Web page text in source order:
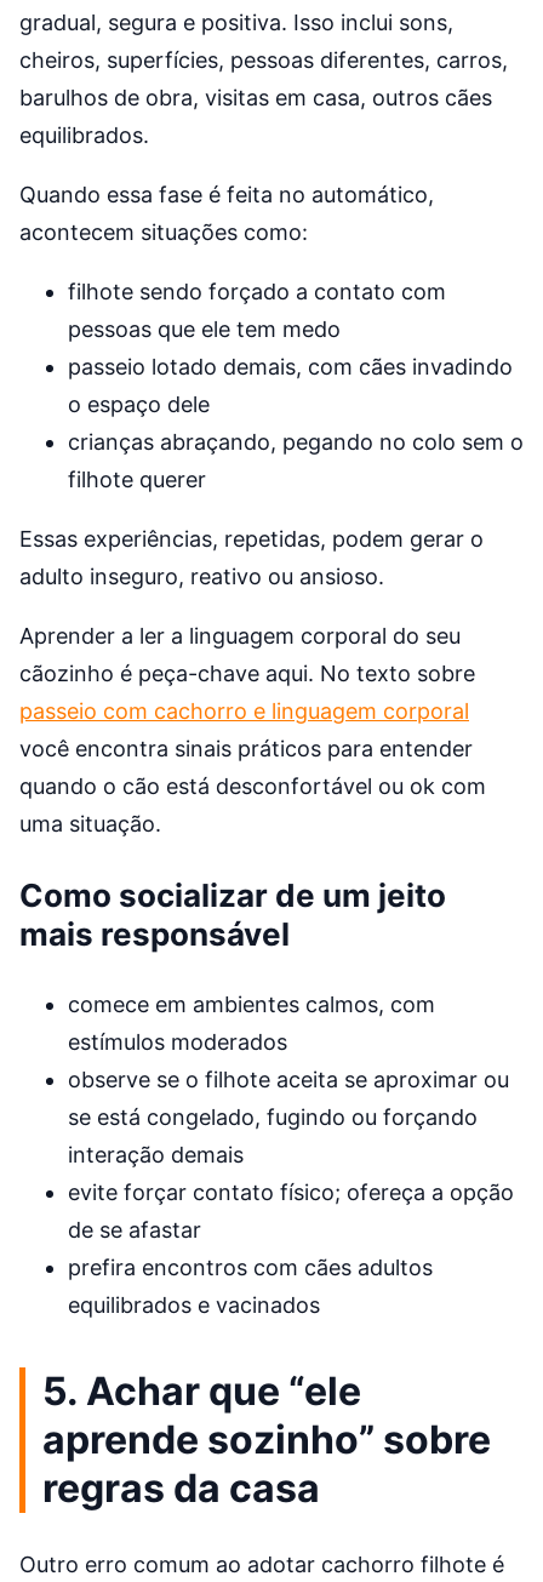
gradual, segura e positiva. Isso inclui sons,
cheiros, superfícies, pessoas diferentes, carros,
barulhos de obra, visitas em casa, outros cães
equilibrados.
Quando essa fase é feita no automático,
acontecem situações como:
filhote sendo forçado a contato com
pessoas que ele tem medo
passeio lotado demais, com cães invadindo
o espaço dele
crianças abraçando, pegando no colo sem o
filhote querer
Essas experiências, repetidas, podem gerar o
adulto inseguro, reativo ou ansioso.
Aprender a ler a linguagem corporal do seu
cãozinho é peça-chave aqui. No texto sobre
passeio com cachorro e linguagem corporal
você encontra sinais práticos para entender
quando o cão está desconfortável ou ok com
uma situação.
Como socializar de um jeito
mais responsável
comece em ambientes calmos, com
estímulos moderados
observe se o filhote aceita se aproximar ou
se está congelado, fugindo ou forçando
interação demais
evite forçar contato físico; ofereça a opção
de se afastar
prefira encontros com cães adultos
equilibrados e vacinados
5. Achar que “ele
aprende sozinho” sobre
regras da casa
Outro erro comum ao adotar cachorro filhote é